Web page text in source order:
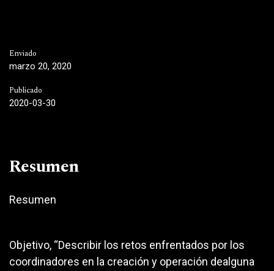
Enviado
marzo 20, 2020
Publicado
2020-03-30
Resumen
Resumen
Objetivo, “Describir los retos enfrentados por los
coordinadores en la creación y operación dealguna